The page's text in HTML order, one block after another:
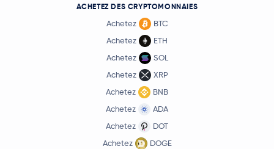
ACHETEZ DES CRYPTOMONNAIES
Achetez
BTC
Achetez
ETH
Achetez
SOL
Achetez
XRP
Achetez
BNB
Achetez
ADA
Achetez
DOT
Achetez
DOGE